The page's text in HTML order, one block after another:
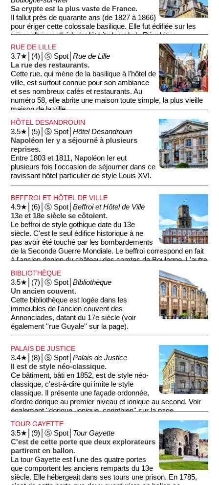
Sa crypte est la plus vaste de France.
Il fallut près de quarante ans (de 1827 à 1866)
pour ériger cette colossale basilique. Elle fut édifiée sur les
ruines d'une cathédrale détruite lors de la Révolution
Française. Sous la basilique se trouve la plus vaste crypte de
France: un dédale de salles reliées par des tunnels. Cette
crypte date du 12e siècle et fut redécouverte lors des travaux
de reconstruction de l'édifice. Ne manquez pas le trésor, un
ensemble d'objets rituels de grande valeur.
RUE DE LILLE
3.7★│(4)│Ⓢ Spot│Rue de Lille
La rue des restaurants.
Cette rue, qui mène de la basilique à l'hôtel de
ville, est surtout connue pour son ambiance
et ses nombreux cafés et restaurants. Au
numéro 58, elle abrite une maison toute simple, la plus vieille
maison de la ville.
HÔTEL DESANDROUIN
3.5★│(5)│Ⓢ Spot│Hôtel Desandrouin
Napoléon Ier y a séjourné à plusieurs
reprises.
Entre 1803 et 1811, Napoléon Ier eut
plusieurs fois l'occasion de séjourner dans ce
ravissant hôtel particulier de style Louis XVI.
BEFFROI ET HÔTEL DE VILLE
4.9★│(6)│Ⓢ Spot│Beffroi et Hôtel de Ville
13e et 18e siècle se côtoient.
Le beffroi de style gothique date du 13e
siècle. C'est le seul édifice historique à ne
pas avoir été touché par les bombardements
de la Seconde Guerre Mondiale. Le beffroi correspond en fait
à l'ancien donjon du château des comtes de Boulogne. L'autre
partie du bâtiment date du 18e siècle. Le contraste entre la
tour et la façade de brique rose donne à l'ensemble sa
majesté. Sous le toit, vous pouvez apercevoir le blason de la
ville: un cygne et trois grosses boules.
BIBLIOTHÈQUE
3.5★│(7)│Ⓢ Spot│Bibliothèque
Un ancien couvent.
Cette bibliothèque est logée dans les
immeubles de l'ancien couvent des
Annonciades, datant du 17e siècle (voir
également ''rue Guyale'' sur la page).
PALAIS DE JUSTICE
3.4★│(8)│Ⓢ Spot│Palais de Justice
Il est de style néo-classique.
Ce bâtiment, bâti en 1852, est de style néo-
classique, c'est-à-dire qui imite le style
classique. Il présente une façade ordonnée,
d'ordre dorique au premier niveau et ionique au second. Voir
également ''dorique, ionique, corinthien'' sur la page.
TOUR GAYETTE
3.5★│(9)│Ⓢ Spot│ Tour Gayette
C'est de cette porte que deux explorateurs
partirent en ballon.
La tour Gayette est l'une des quatre portes
que comportent les anciens remparts du 13e
siècle. Elle hébergeait dans ses tours une prison. En 1785,